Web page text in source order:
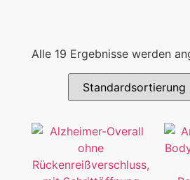
Alle 19 Ergebnisse werden